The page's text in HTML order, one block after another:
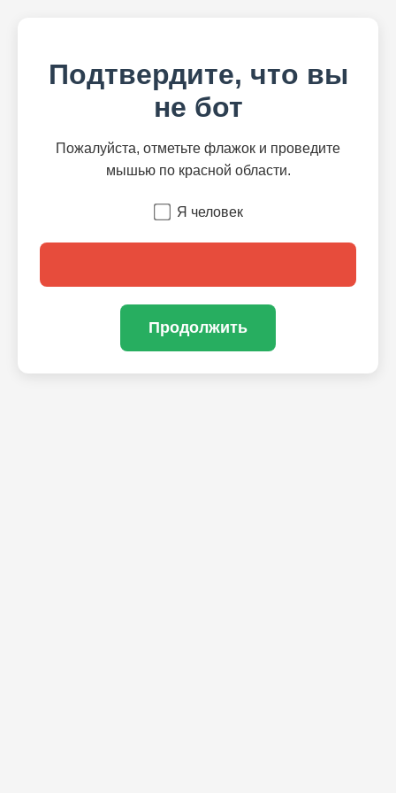
Подтвердите, что вы
не бот
Пожалуйста, отметьте флажок и проведите
мышью по красной области.
Я человек
Продолжить